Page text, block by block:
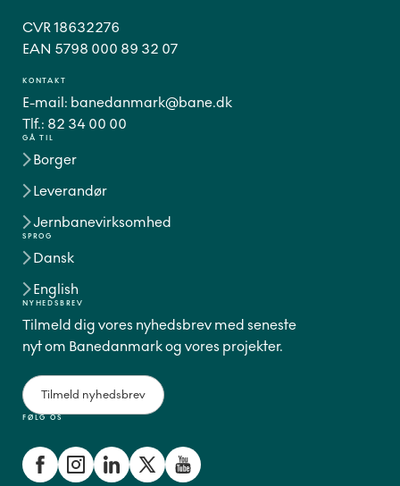
GÅ TIL
Borger
Leverandør
Jernbanevirksomhed
SPROG
Dansk
English
FØLG OS
CVR 18632276
EAN 5798 000 89 32 07
KONTAKT
E-mail: banedanmark@bane.dk
Tlf.: 82 34 00 00
NYHEDSBREV
Tilmeld dig vores nyhedsbrev med seneste
nyt om Banedanmark og vores projekter.
Tilmeld nyhedsbrev